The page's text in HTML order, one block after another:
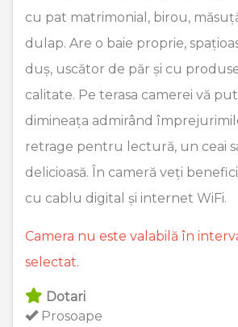
cu pat matrimonial, birou,
dulap. Are o baie proprie,
duș, uscător de păr și cu
calitate. Pe terasa camerei vă
dimineața admirând
retrage pentru lectură, un ceai
delicioasă. În cameră veți
cu cablu digital și internet WiFi.
Camera nu este valabilă în
selectat.
Dotari
Prosoape